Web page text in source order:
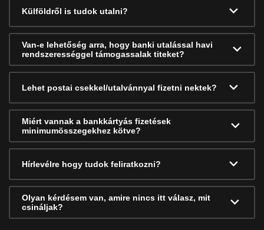
Külföldről is tudok utalni?
Van-e lehetőség arra, hogy banki utalással havi
rendszerességgel támogassalak titeket?
Lehet postai csekkel/utalvánnyal fizetni nektek?
Miért vannak a bankkártyás fizetések
minimumösszegekhez kötve?
Hírlevélre hogy tudok feliratkozni?
Olyan kérdésem van, amire nincs itt válasz, mit
csináljak?